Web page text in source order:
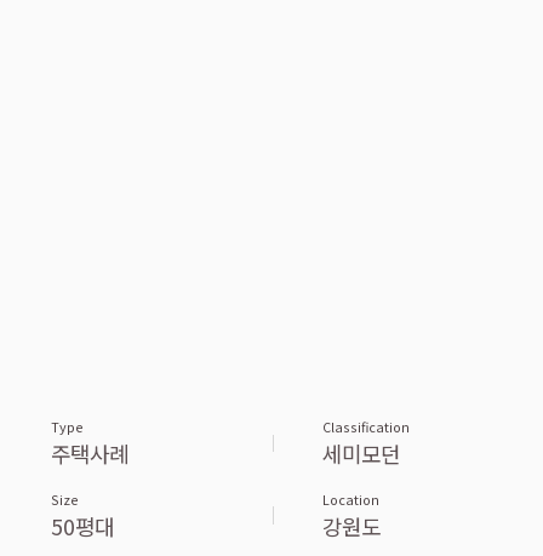
Type
주택사례
Classification
세미모던
Size
50평대
Location
강원도